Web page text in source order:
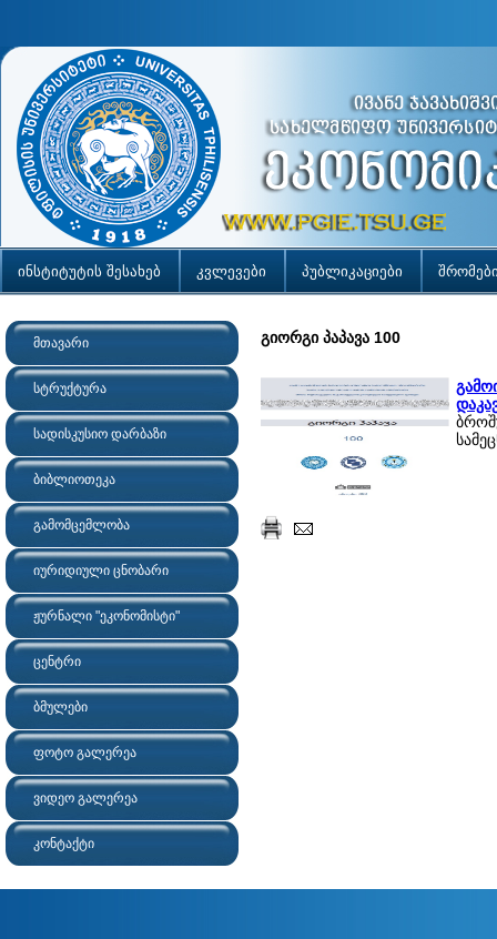
ინსტიტუტის შესახებ კვლევები პუბლიკაციები
მთავარი
სტრუქტურა
სადისკუსიო დარბაზი
ბიბლიოთეკა
გამომცემლობა
იურიდიული ცნობარი
ჟურნალი "ეკონომისტი"
ცენტრი
ბმულები
ფოტო გალერეა
ვიდეო გალერეა
კონტაქტი
გიორგი პაპავა 100